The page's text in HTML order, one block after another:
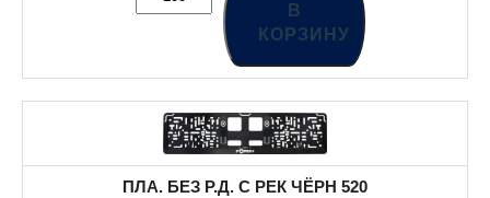
В
КОРЗИНУ
ПЛА. БЕЗ Р.Д. С РЕК ЧЁРН 520